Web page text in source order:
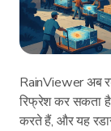
RainViewer अब
रिफ्रेश कर सकता
करते हैं, और यह